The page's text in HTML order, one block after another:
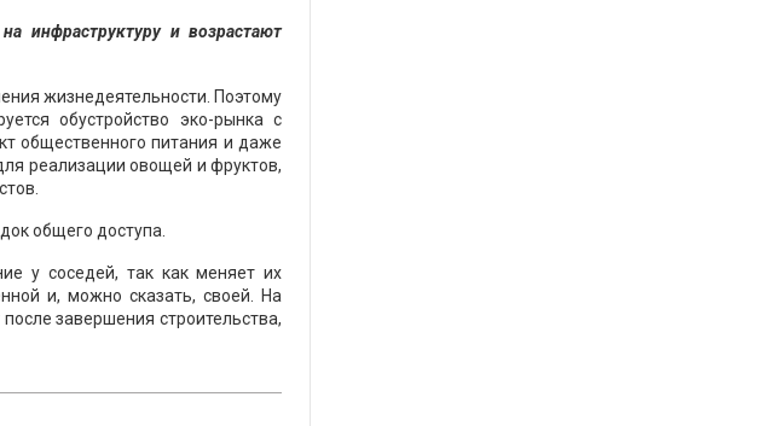
инфраструктуру и возрастают
жизнедеятельности. Поэтому
обустройство эко-рынка с
общественного питания и даже
реализации овощей и фруктов,
общего доступа.
у соседей, так как меняет их
и, можно сказать, своей. На
завершения строительства,